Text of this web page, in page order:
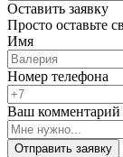
Оставить заявку
Просто оставьте
Имя
Номер телефона
Ваш комментарий
Отправить заявку